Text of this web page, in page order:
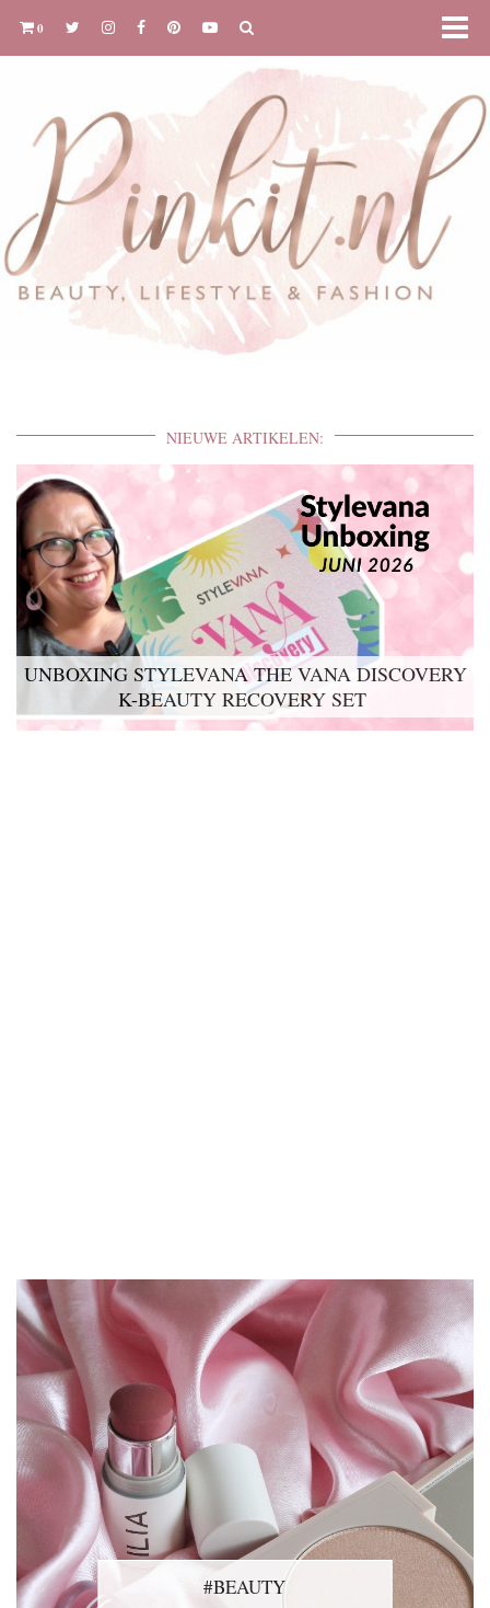
0
NIEUWE ARTIKELEN:
UNBOXING STYLEVANA THE VANA DISCOVERY
K-BEAUTY RECOVERY SET
#BEAUTY